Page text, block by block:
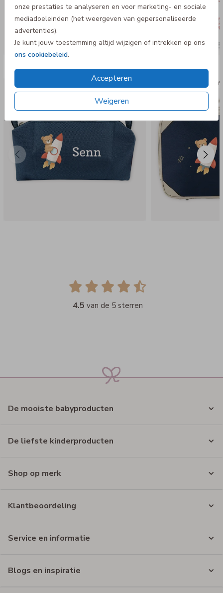
onze prestaties te analyseren en voor marketing- en sociale
mediadoeleinden (het weergeven van gepersonaliseerde
advertenties).
Je kunt jouw toestemming altijd wijzigen of intrekken op ons
ons cookiebeleid.
Accepteren
Weigeren
Nog meer in deze stijl
4.5 van de 5 sterren
De mooiste babyproducten
De liefste kinderproducten
Shop op merk
Klantbeoordeling
Service en informatie
Blogs en inspiratie